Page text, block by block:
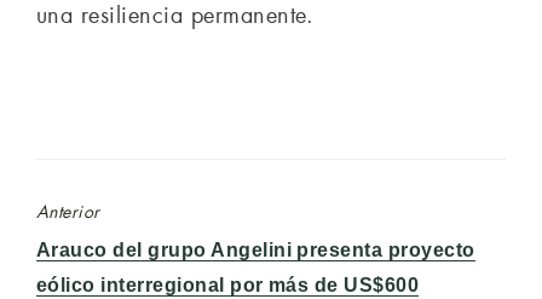
una resiliencia permanente.
Anterior
Entrada
anterior:
Arauco del grupo Angelini presenta proyecto
eólico interregional por más de US$600